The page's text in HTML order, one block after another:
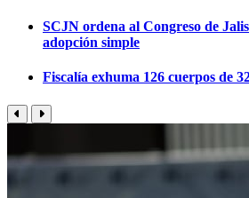
SCJN ordena al Congreso de
adopción simple
Fiscalía exhuma 126 cuerpos de